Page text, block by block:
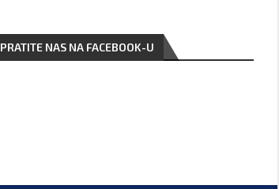
PRATITE NAS NA FACEBOOK-U